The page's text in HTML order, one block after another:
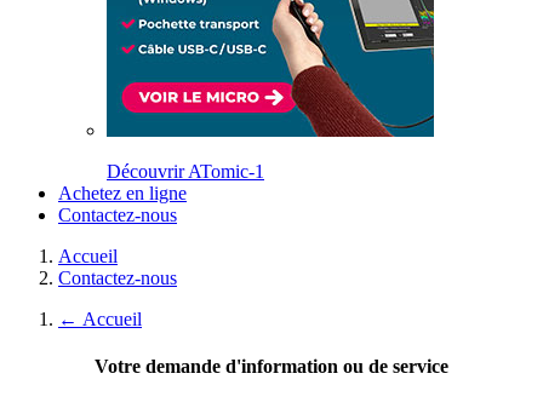
Découvrir ATomic-1
Achetez en ligne
Contactez-nous
Accueil
Contactez-nous
← Accueil
Votre demande d'information ou de service